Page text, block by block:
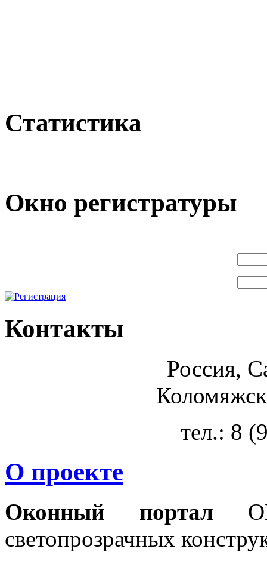
Статистика
Окно регистратуры
Контакты
Россия,
тел.: 8
О проекте
Оконный портал
светопрозрачных